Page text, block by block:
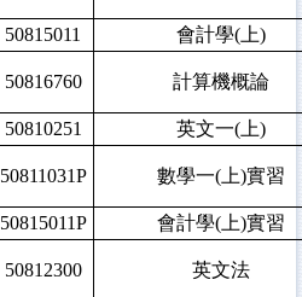
50815011 會計學(上)
50816760 計算機概論
50810251 英文一(上)
50811031P 數學一(上)實習
50815011P 會計學(上)實習
50812300 英文法